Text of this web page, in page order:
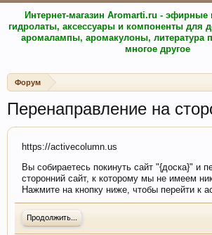
Интернет-магазин Aromarti.ru - эфирные
гидролаты, аксессуары и компоненты для
аромалампы, аромакулоны, литература
многое другое
Форум
Перенаправление на
https://activecolumn.us
Вы собираетесь покинуть сайт "{доска}" и
сторонний сайт, к которому мы не имеем
Нажмите на кнопку ниже, чтобы перейти к
Продолжить...